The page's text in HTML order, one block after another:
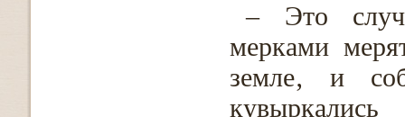
– Это
мерками
земле‚ и